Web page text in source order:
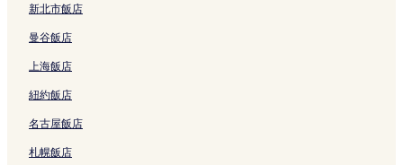
豐崎美麗 Sun 海灘附近的親子飯店
豐崎美麗 Sun 海灘附近的設有健身中心的飯店
久茂地的設有停車場的飯店
泊的平價飯店
豐見城市的設有停車場的飯店
宜野灣熱帶海灘附近的奢華飯店
新北市飯店
曼谷飯店
上海飯店
紐約飯店
名古屋飯店
札幌飯店